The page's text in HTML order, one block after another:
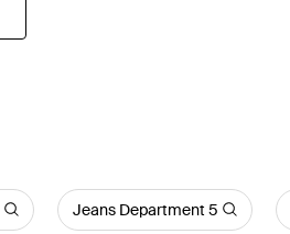
Jeans Department 5